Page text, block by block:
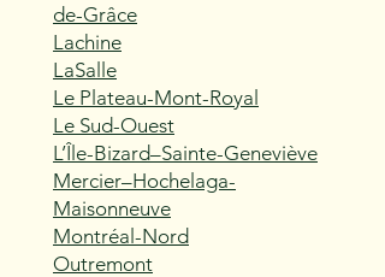
de-Grâce
Lachine
LaSalle
Le Plateau-Mont-Royal
Le Sud-Ouest
L’Île-Bizard–Sainte-Geneviève
Mercier–Hochelaga-
Maisonneuve
Montréal-Nord
Outremont